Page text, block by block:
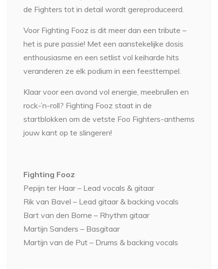
de Fighters tot in detail wordt gereproduceerd.
Voor Fighting Fooz is dit meer dan een tribute –
het is pure passie! Met een aanstekelijke dosis
enthousiasme en een setlist vol keiharde hits
veranderen ze elk podium in een feesttempel.
Klaar voor een avond vol energie, meebrullen en
rock-’n-roll? Fighting Fooz staat in de
startblokken om de vetste Foo Fighters-anthems
jouw kant op te slingeren!
Fighting Fooz
Pepijn ter Haar – Lead vocals & gitaar
Rik van Bavel – Lead gitaar & backing vocals
Bart van den Borne – Rhythm gitaar
Martijn Sanders – Basgitaar
Martijn van de Put – Drums & backing vocals